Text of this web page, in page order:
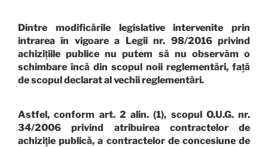
Dintre modificările legislative intervenite prin
intrarea în vigoare a Legii nr. 98/2016 privind
achizițiile publice nu putem să nu observăm o
schimbare încă din scopul noii reglementări, față
de scopul declarat al vechii reglementări.
Astfel, conform art. 2 alin. (1), scopul O.U.G. nr.
34/2006 privind atribuirea contractelor de
achiziţie publică, a contractelor de concesiune de